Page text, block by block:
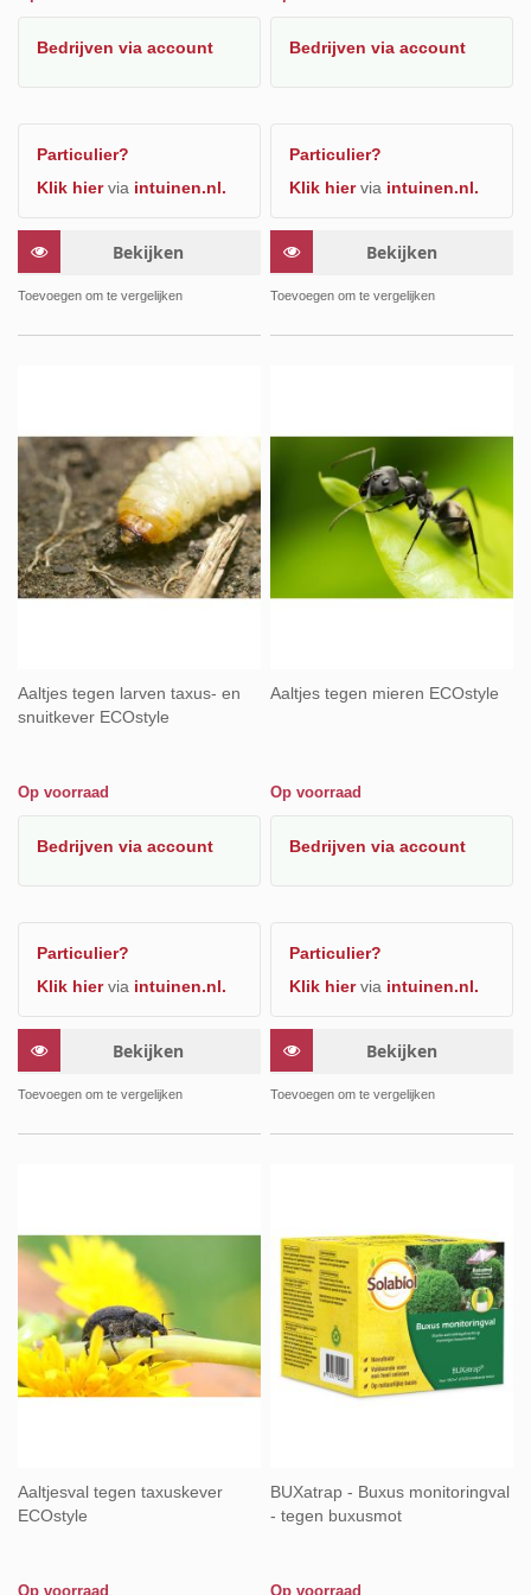
Bedrijven via account
Particulier?
Klik hiervia intuinen.nl.
Bekijken
Toevoegen om te vergelijken
Bedrijvenvia account
Particulier?
Klik hiervia intuinen.nl.
Bekijken
Toevoegen om te vergelijken
Aaltjes tegen larven taxus- en
snuitkever ECOstyle
Op voorraad
Bedrijven via account
Particulier?
Klik hiervia intuinen.nl.
Bekijken
Toevoegen om te vergelijken
Aaltjes tegen mieren ECOstyle
Op voorraad
Bedrijvenvia account
Particulier?
Klik hiervia intuinen.nl.
Bekijken
Toevoegen om te vergelijken
Aaltjesval tegen taxuskever
ECOstyle
Op voorraad
BUXatrap - Buxus monitoringval
- tegen buxusmot
Op voorraad